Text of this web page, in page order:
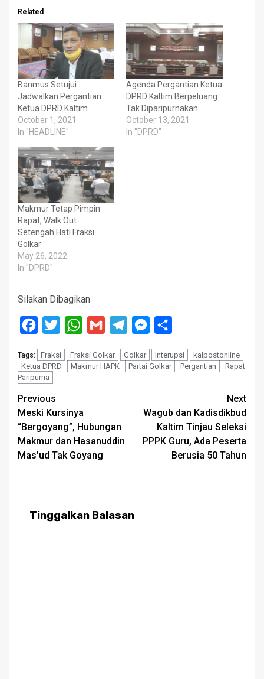
Related
Banmus Setujui
Jadwalkan Pergantian
Ketua DPRD Kaltim
October 1, 2021
In "HEADLINE"
Agenda Pergantian Ketua
DPRD Kaltim Berpeluang
Tak Diparipurnakan
October 13, 2021
In "DPRD"
Makmur Tetap Pimpin
Rapat, Walk Out
Setengah Hati Fraksi
Golkar
May 26, 2022
In "DPRD"
Silakan Dibagikan
Facebook
Twitter WhatsApp
Gmail TelegramMessenger
Tags: Fraksi Fraksi Golkar Golkar Interupsi
kalpostonline
Ketua DPRD
Makmur HAPK Partai Golkar Pergantian
Rapat
Paripurna
Post
navigation
Previous
Meski Kursinya
“Bergoyang”, Hubungan
Makmur dan Hasanuddin
Mas’ud Tak Goyang
Next
Wagub dan Kadisdikbud
Kaltim Tinjau Seleksi
PPPK Guru, Ada Peserta
Berusia 50 Tahun
Tinggalkan Balasan